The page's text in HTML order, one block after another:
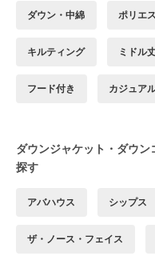
ダウン・中綿 ポリエ
キルティング ミドル
フード付き カジュア
ダウンジャケット・ダウ
探す
アバハウス シップス
ザ・ノース・フェイス